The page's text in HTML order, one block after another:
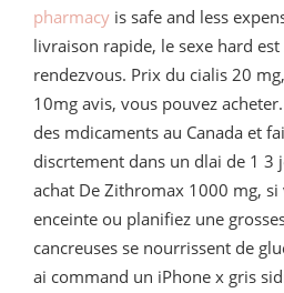
pharmacy is safe and less
livraison rapide, le sexe hard
rendezvous. Prix du cialis 20
10mg avis, vous pouvez
des mdicaments au Canada et
discrtement dans un dlai de 1 3
achat De Zithromax 1000 mg, si
enceinte ou planifiez une
cancreuses se nourrissent de
ai command un iPhone x gris